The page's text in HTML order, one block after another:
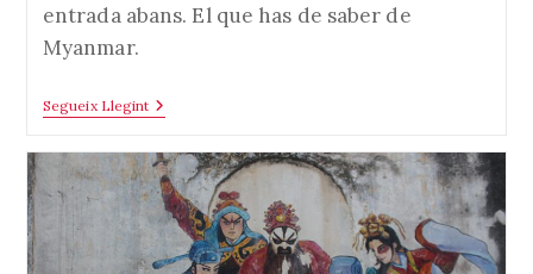
entrada abans. El que has de saber de
Myanmar.
Segueix LlegintCoses
Que
T’esperes
Per
Myanmar